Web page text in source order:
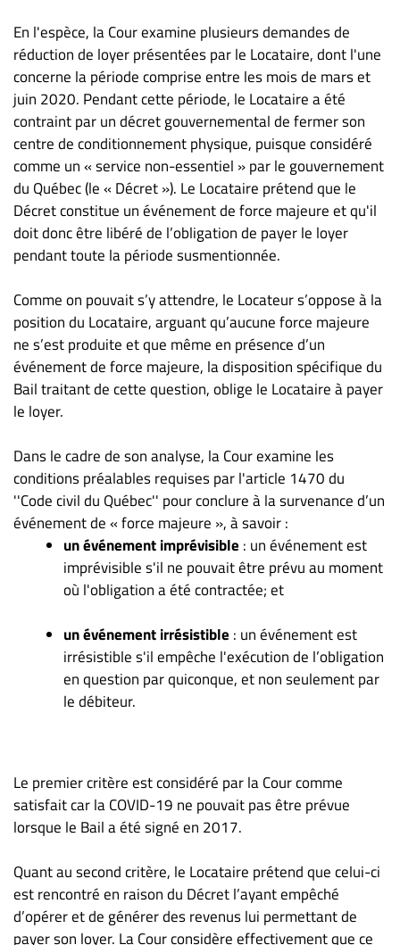
En l'espèce, la Cour examine plusieurs demandes de
réduction de loyer présentées par le Locataire, dont l'une
concerne la période comprise entre les mois de mars et
juin 2020. Pendant cette période, le Locataire a été
contraint par un décret gouvernemental de fermer son
centre de conditionnement physique, puisque considéré
comme un « service non-essentiel » par le gouvernement
du Québec (le « Décret »). Le Locataire prétend que le
Décret constitue un événement de force majeure et qu'il
doit donc être libéré de l’obligation de payer le loyer
pendant toute la période susmentionnée.
Comme on pouvait s’y attendre, le Locateur s’oppose à la
position du Locataire, arguant qu’aucune force majeure
ne s’est produite et que même en présence d’un
événement de force majeure, la disposition spécifique du
Bail traitant de cette question, oblige le Locataire à payer
le loyer.
Dans le cadre de son analyse, la Cour examine les
conditions préalables requises par l'article 1470 du
''Code civil du Québec'' pour conclure à la survenance d’un
événement de « force majeure », à savoir :
un événement imprévisible : un événement est
imprévisible s'il ne pouvait être prévu au moment
où l'obligation a été contractée; et
un événement irrésistible : un événement est
irrésistible s'il empêche l'exécution de l’obligation
en question par quiconque, et non seulement par
le débiteur.
Le premier critère est considéré par la Cour comme
satisfait car la COVID-19 ne pouvait pas être prévue
lorsque le Bail a été signé en 2017.
Quant au second critère, le Locataire prétend que celui-ci
est rencontré en raison du Décret l’ayant empêché
d’opérer et de générer des revenus lui permettant de
payer son loyer. La Cour considère effectivement que ce